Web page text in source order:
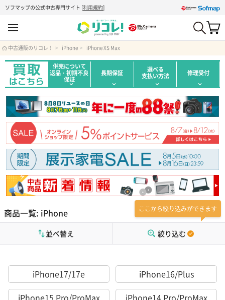
ソフマップの公式中古専門サイト [利用規約]
中古通販のリコレ！ iPhone iPhone XS Max
併売について
返品・初期不良
保証
長期保証 選べる
支払い方法 修理受付
商品一覧: iPhone ここから絞り込みができます
絞り込む
並べ替え
iPhone17/17e
iPhone16/Plus